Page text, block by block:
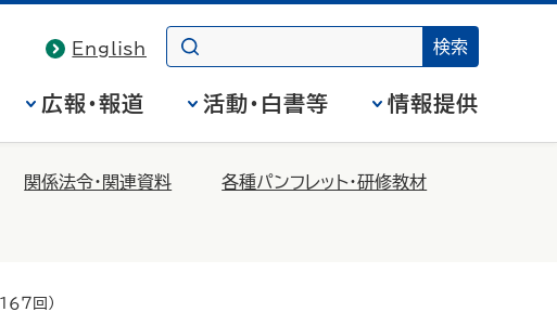
English
広報・報道 活動・白書等 情報提供
関係法令・関連資料 各種パンフレット・研修教材
７回）